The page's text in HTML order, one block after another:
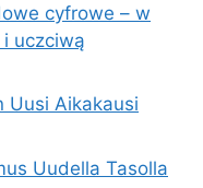
cyfrowe – w
uczciwą
Uusi Aikakausi
Uudella Tasolla